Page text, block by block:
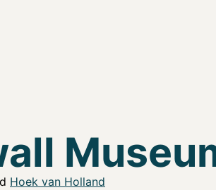
Hoek van Holland